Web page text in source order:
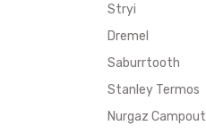
Stryi
Dremel
Saburrtooth
Stanley Termos
Nurgaz Campout